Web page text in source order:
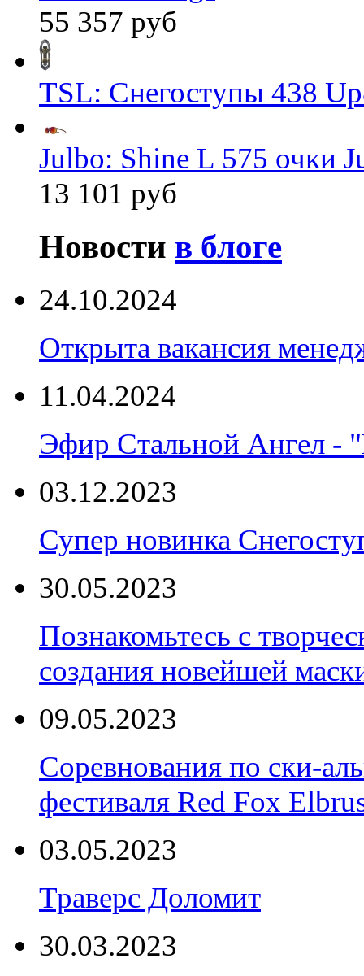
55 357 руб
TSL: Снегоступы 438
Julbo: Shine L 575 очки
13 101 руб
Новости в блоге
24.10.2024
Открыта вакансия
11.04.2024
Эфир Стальной Ангел -
03.12.2023
Супер новинка
30.05.2023
Познакомьтесь с
создания новейшей
09.05.2023
Соревнования по ски-
фестиваля Red Fox
03.05.2023
Траверс Доломит
30.03.2023